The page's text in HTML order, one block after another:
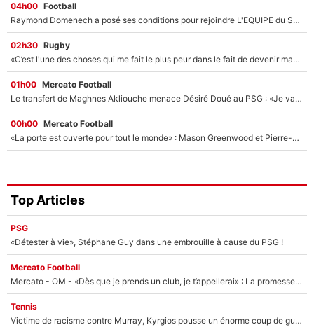
04h00 Football
Raymond Domenech a posé ses conditions pour rejoindre L'EQUIPE du Soir : Il refuse de faire l'émission avec un autre chroniqueur !
02h30 Rugby
«C’est l'une des choses qui me fait le plus peur dans le fait de devenir maman» : En couple avec Antoine Dupont, Iris Mittenaere s'inquiète déjà pour ses futurs enfants !
01h00 Mercato Football
Le transfert de Maghnes Akliouche menace Désiré Doué au PSG : «Je valide à 200%»
00h00 Mercato Football
«La porte est ouverte pour tout le monde» : Mason Greenwood et Pierre-Emerick Aubameyang ont quitté l'OM, Amine Gouiri balance sur la suite du mercato et sur la réaction du vestiaire !
Top Articles
PSG
«Détester à vie», Stéphane Guy dans une embrouille à cause du PSG !
Mercato Football
Mercato - OM - «Dès que je prends un club, je t’appellerai» : La promesse de Marcelino au moment de claquer la porte
Tennis
Victime de racisme contre Murray, Kyrgios pousse un énorme coup de gueule !